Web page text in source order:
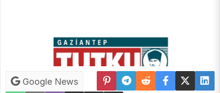
Google News